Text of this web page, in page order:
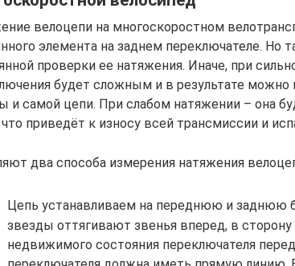
велоцепи на многоскоростном
элемента на заднем переключателе. Но
проверки ее натяжения. Иначе, при
будет сложным и в результате можно
и самой цепи. При слабом натяжении – она
приведёт к износу всей трансмиссии и
два способа измерения натяжения
Цепь устанавливаем на переднюю и заднюю
звезды оттягивают звенья вперед, в сторону
недвижимого состояния переключателя